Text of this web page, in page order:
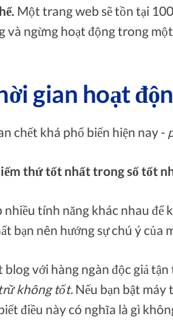
Một trang web sẽ tồn tại
ngừng hoạt động trong
gian hoạt
chết khá phổ biến hiện nay -
thứ tốt nhất trong số tốt
tính năng khác nhau
bạn nên hướng sự chú ý của
với hàng ngàn độc giả
không tốt. Nếu bạn bật
điều này có nghĩa là gì